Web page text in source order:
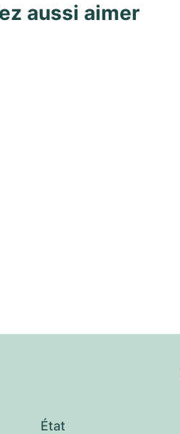
aussi aimer
État